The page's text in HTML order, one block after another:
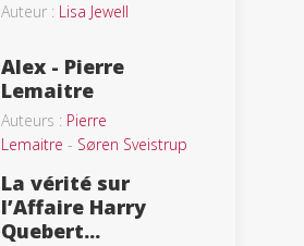
Auteur : Lisa Jewell
Alex - Pierre
Lemaitre
Auteurs : Pierre
Lemaitre - Søren Sveistrup
La vérité sur
l’Affaire Harry
Quebert...